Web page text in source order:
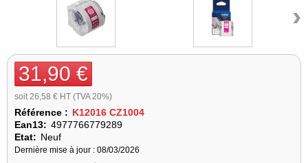
›
31,90 €
soit 26,58 € HT (TVA 20%)
Référence : K12016 CZ1004
Ean13: 4977766779289
Etat: Neuf
Dernière mise à jour : 08/03/2026